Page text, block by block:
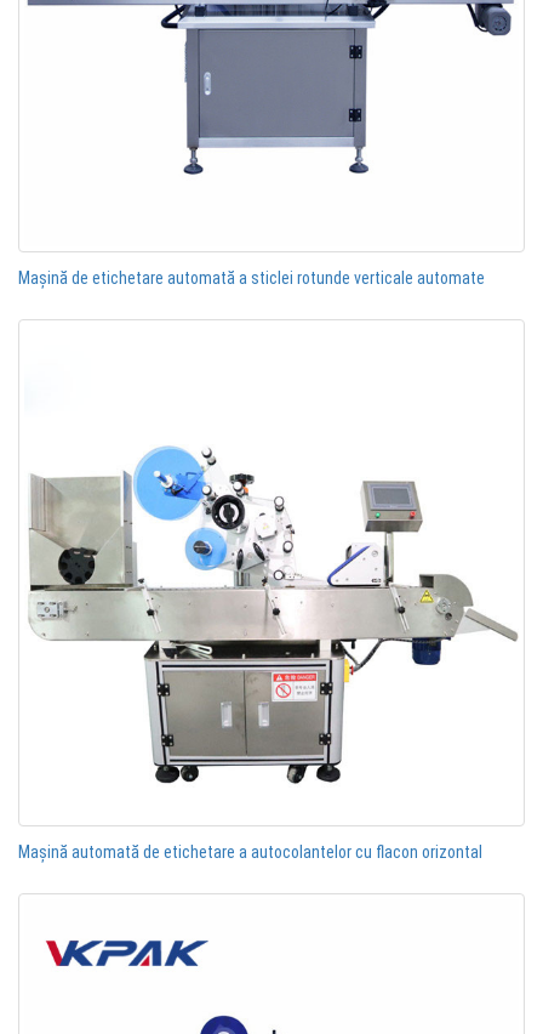
Mașină de etichetare automată a sticlei rotunde verticale automate
Mașină automată de etichetare a autocolantelor cu flacon orizontal